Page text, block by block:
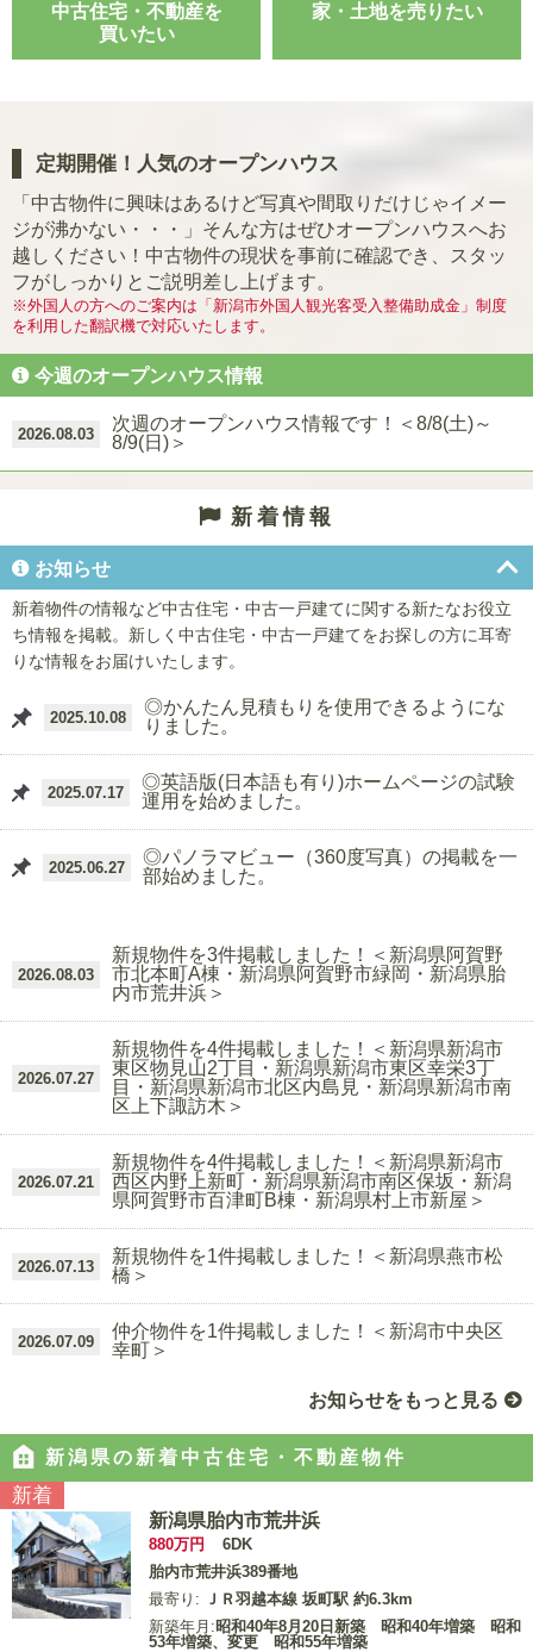
中古住宅・不動産を
買いたい
家・土地を売りたい
定期開催！人気のオープンハウス
「中古物件に興味はあるけど写真や間取りだけじゃイメー
ジが沸かない・・・」 そんな方はぜひオープンハウスへお
越しください！ 中古物件の現状を事前に確認でき、スタッ
フがしっかりとご説明差し上げます。
※外国人の方へのご案内は「新潟市外国人観光客受入整備助成金」制度
を利用した翻訳機で対応いたします。
今週のオープンハウス情報
2026.08.03
次週のオープンハウス情報です！＜8/8(土)～
8/9(日)＞
新着情報
お知らせ
新着物件の情報など中古住宅・中古一戸建てに関する新たなお役立
ち情報を掲載。新しく中古住宅・中古一戸建てをお探しの方に耳寄
りな情報をお届けいたします。
2025.10.08
◎かんたん見積もりを使用できるようにな
りました。
2025.07.17
◎英語版(日本語も有り)ホームページの試験
運用を始めました。
2025.06.27
◎パノラマビュー（360度写真）の掲載を一
部始めました。
2026.08.03
新規物件を3件掲載しました！＜新潟県阿賀野
市北本町A棟・新潟県阿賀野市緑岡・新潟県胎
内市荒井浜＞
2026.07.27
新規物件を4件掲載しました！＜新潟県新潟市
東区物見山2丁目・新潟県新潟市東区幸栄3丁
目・新潟県新潟市北区内島見・新潟県新潟市南
区上下諏訪木＞
2026.07.21
新規物件を4件掲載しました！＜新潟県新潟市
西区内野上新町・新潟県新潟市南区保坂・新潟
県阿賀野市百津町B棟・新潟県村上市新屋＞
2026.07.13
新規物件を1件掲載しました！＜新潟県燕市松
橋＞
2026.07.09
仲介物件を1件掲載しました！＜新潟市中央区
幸町＞
お知らせをもっと見る
新潟県の新着中古住宅・不動産物件
新着
新潟県胎内市荒井浜
880万円
6DK
胎内市荒井浜389番地
最寄り: ＪＲ羽越本線 坂町駅 約6.3km
新築年月:昭和40年8月20日新築 昭和40年増築 昭和
53年増築、変更 昭和55年増築